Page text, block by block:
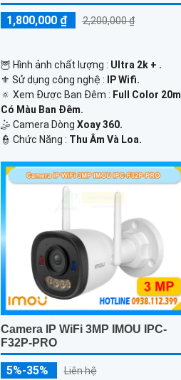
1,800,000 ₫ 2,200,000 ₫
🦉 Hình ảnh chất lượng : Ultra 2k + .
⚜️ Sử dụng công nghệ :
IP Wifi.
🔅 Xem Được Ban Đêm : Full Color 20m
Có Màu Ban Ðêm.
🤹 Camera Dòng Xoay 360.
️👮 Chức Năng : Thu Âm Và Loa.
Camera IP WiFi 3MP IMOU IPC-
F32P-PRO
5%-35% Liên hệ